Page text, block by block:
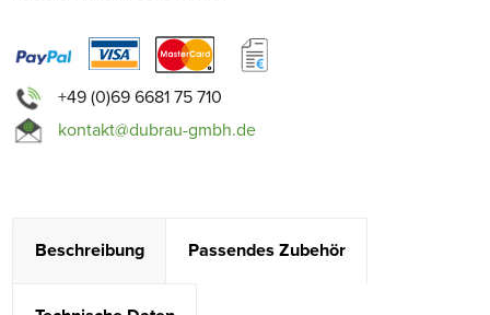
+49 (0)69 6681 75 710
kontakt@dubrau-gmbh.de
Beschreibung Passendes Zubehör